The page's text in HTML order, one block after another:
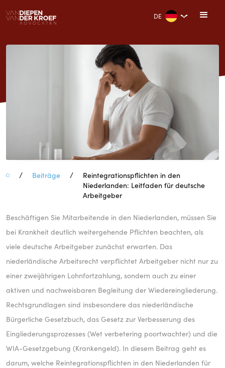
DE
Reintegrationspflichten in den
Niederlanden: Leitfaden für
deutsche Arbeitgeber
/ Beiträge /
Reintegrationspflichten in den
Niederlanden: Leitfaden für deutsche
Arbeitgeber
Beschäftigen Sie Mitarbeitende in den Niederlanden, müssen Sie
bei Krankheit deutlich weitergehende Pflichten beachten, als
viele deutsche Arbeitgeber zunächst erwarten. Das
niederländische Arbeitsrecht verpflichtet Arbeitgeber nicht nur zu
einer zweijährigen Lohnfortzahlung, sondern auch zu einer
aktiven und nachweisbaren Begleitung der Wiedereingliederung.
Rechtsgrundlagen sind insbesondere das niederländische
Bürgerliche Gesetzbuch, das Gesetz zur Verbesserung des
Eingliederungsprozesses (Wet verbetering poortwachter) und die
WIA-Gesetzgebung (Krankengeld). In diesem Beitrag geht es
darum, welche Reintegrationspflichten in den Niederlanden für